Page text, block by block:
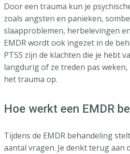
Door een trauma kun je
zoals angsten en panieken,
slaapproblemen, herbelevingen
EMDR wordt ook ingezet in de
PTSS zijn de klachten die je hebt
langdurig of ze treden pas
het trauma op.
Hoe werkt een EMDR
Tijdens de EMDR behandeling
aantal vragen. Je denkt terug aan